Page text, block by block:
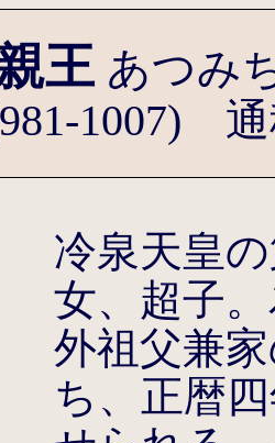
王 あつみ
1007)
冷泉天皇
女、超子
外祖父兼
ち、正暦